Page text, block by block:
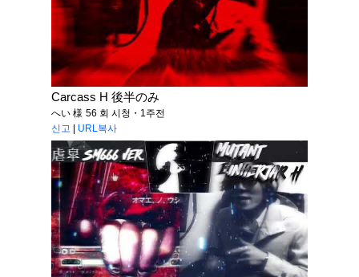
Carcass H 後半のみ
へい 様 56 회 시청・1주전
신고
URL복사